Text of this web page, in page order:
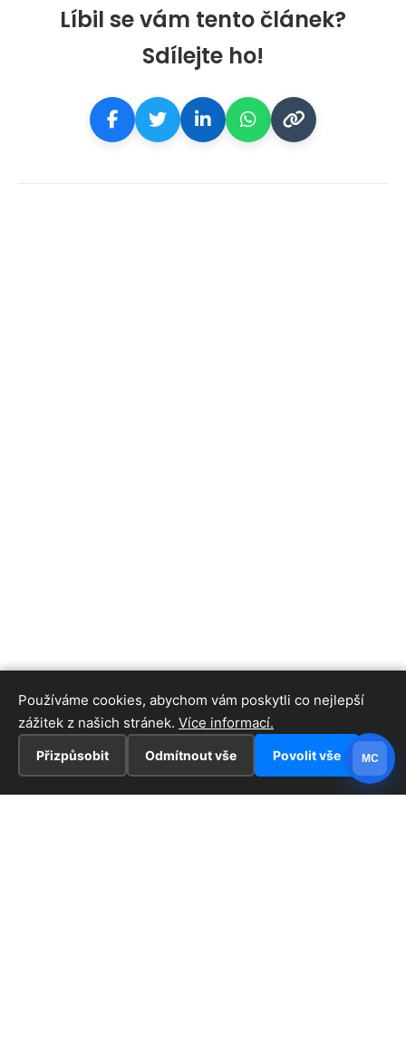
Líbil se vám tento článek?
Sdílejte ho!
Používáme cookies, abychom vám poskytli co nejlepší
zážitek z našich stránek. Více informací.
Přizpůsobit Odmítnout vše Povolit vše MC